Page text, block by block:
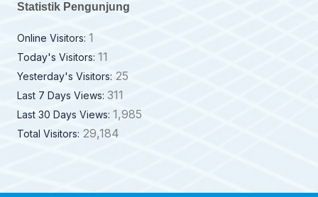
Statistik Pengunjung
Online Visitors: 1
Today's Visitors: 11
Yesterday's Visitors: 25
Last 7 Days Views: 311
Last 30 Days Views: 1,985
Total Visitors: 29,184